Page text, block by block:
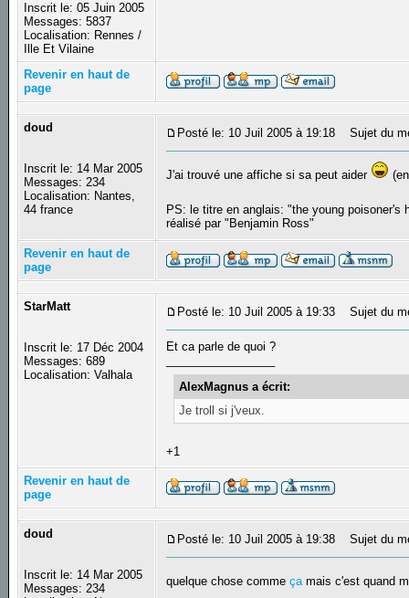
Inscrit le: 05 Juin 2005
Messages: 5837
Localisation: Rennes /
Ille Et Vilaine
Revenir en haut de
page
doud
Inscrit le: 14 Mar 2005
Messages: 234
Localisation: Nantes,
44 france
Posté le: 10 Juil 2005 à 19:18 Sujet du
J'ai trouvé une affiche si sa peut aider
PS: le titre en anglais: "the young
réalisé par "Benjamin Ross"
Revenir en haut de
page
StarMatt
Inscrit le: 17 Déc 2004
Messages: 689
Localisation: Valhala
Posté le: 10 Juil 2005 à 19:33 Sujet du
Et ca parle de quoi ?
AlexMagnus a écrit:
Je troll si j'veux.
+1
Revenir en haut de
page
doud
Inscrit le: 14 Mar 2005
Messages: 234
Posté le: 10 Juil 2005 à 19:38 Sujet du
quelque chose commeçamais c'est quand